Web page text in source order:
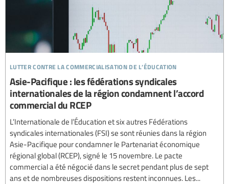
lutter contre la commercialisation de l’éducation
Asie-Pacifique : les fédérations syndicales
internationales de la région condamnent l’accord
commercial du RCEP
L’Internationale de l’Éducation et six autres Fédérations
syndicales internationales (FSI) se sont réunies dans la région
Asie-Pacifique pour condamner le Partenariat économique
régional global (RCEP), signé le 15 novembre. Le pacte
commercial a été négocié dans le secret pendant plus de sept
ans et de nombreuses dispositions restent inconnues. Les...